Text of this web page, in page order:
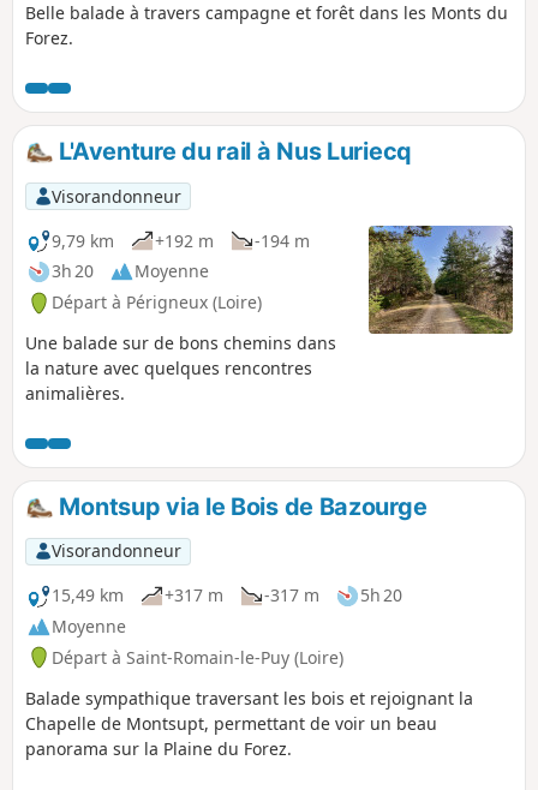
Belle balade à travers campagne et forêt dans les Monts du
Forez.
L'Aventure du rail à Nus Luriecq
Visorandonneur
9,79 km
+192 m
-194 m
3h 20
Moyenne
Départ à Périgneux (Loire)
Une balade sur de bons chemins dans
la nature avec quelques rencontres
animalières.
Montsup via le Bois de Bazourge
Visorandonneur
15,49 km
+317 m -317 m
5h 20
Moyenne
Départ à Saint-Romain-le-Puy (Loire)
Balade sympathique traversant les bois et rejoignant la
Chapelle de Montsupt, permettant de voir un beau
panorama sur la Plaine du Forez.